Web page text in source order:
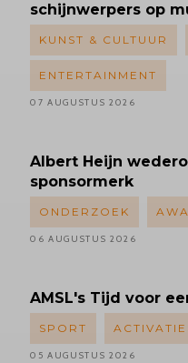
schijnwerpers op
KUNST & CULTUUR
ENTERTAINMENT
07 AUGUSTUS 2026
Albert Heijn
sponsormerk
ONDERZOEK
06 AUGUSTUS 2026
AMSL's Tijd voor
SPORT
05 AUGUSTUS 2026